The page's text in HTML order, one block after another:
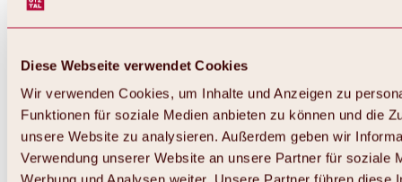
Diese Webseite verwendet Cookies
Wir verwenden Cookies, um Inhalte und Anzeigen zu
Funktionen für soziale Medien anbieten zu können und die
unsere Website zu analysieren. Außerdem geben wir
Verwendung unserer Website an unsere Partner für soziale